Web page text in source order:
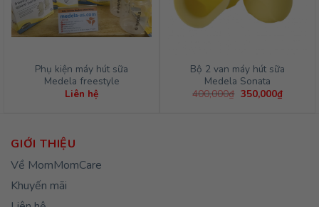
Phụ kiện máy hút sữa
Medela freestyle
Liên hệ
Bộ 2 van máy hút sữa
Medela Sonata
400,000₫ Giá
350,000₫Giá
hiện
GIỚI THIỆU
Về MomMomCare
Khuyến mãi